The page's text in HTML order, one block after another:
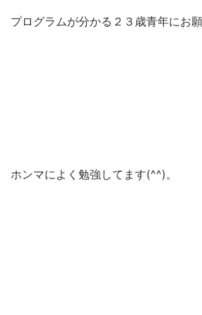
プログラムが分かる２３歳青年にお願
ホンマによく勉強してます(^^)。